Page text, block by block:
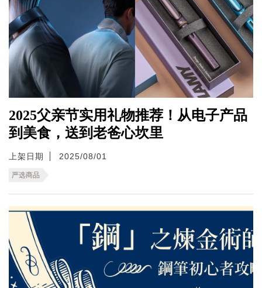
2025父亲节实用礼物推荐！从电子产品
到美食，送到老爸心坎里
上架日期 2025/08/01
严选商品